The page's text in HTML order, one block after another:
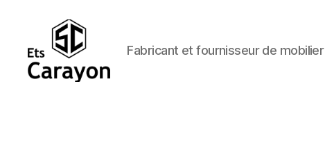
Fabricant et fournisseur de mobilier